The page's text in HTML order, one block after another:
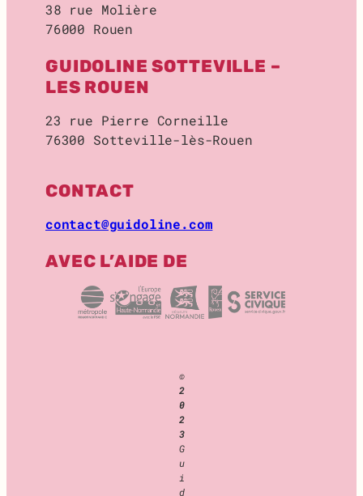
O
L
D
S
O
K
G
E
38 rue Molière
76000 Rouen
GUIDOLINE SOTTEVILLE –
LES ROUEN
23 rue Pierre Corneille
76300 Sotteville-lès-Rouen
CONTACT
contact@guidoline.com
AVEC L’AIDE DE
©
2
0
2
3
G
u
i
d